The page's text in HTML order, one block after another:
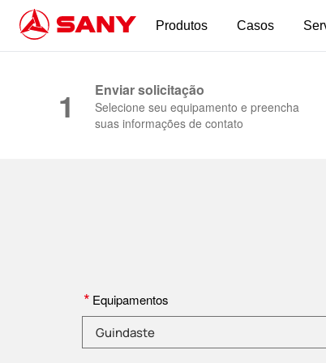
Produtos Casos
1 Enviar solicitação
Selecione seu equipamento e preencha
suas informações de contato
* Equipamentos